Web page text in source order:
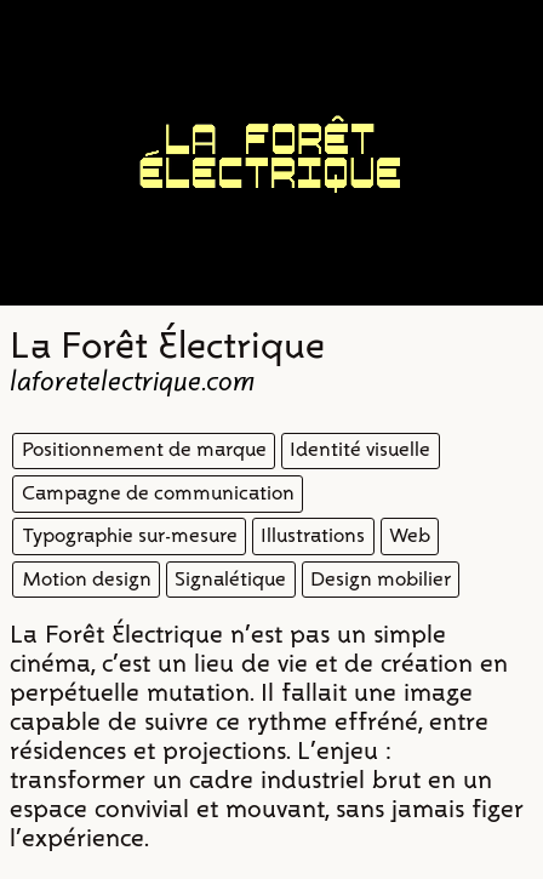
Infos
La Forêt Électrique
laforetelectrique.com
Positionnement de marque
Identité visuelle
Campagne de communication
Typographie sur-mesure
Illustrations
Web
Motion design
Signalétique Design mobilier
La Forêt Électrique n'est pas un simple
cinéma, c'est un lieu de vie et de création en
perpétuelle mutation. Il fallait une image
capable de suivre ce rythme effréné, entre
résidences et projections. L'enjeu :
transformer un cadre industriel brut en un
espace convivial et mouvant, sans jamais figer
l'expérience.